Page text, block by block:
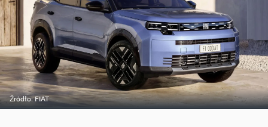
Źródło: FIAT